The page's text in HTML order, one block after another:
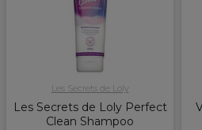
Les Secrets de Loly
Les Secrets de Loly Perfect
Clean Shampoo